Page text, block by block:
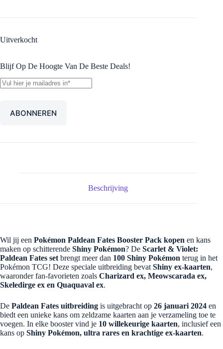
Uitverkocht
Blijf Op De Hoogte Van De Beste Deals!
Beschrijving
Wil jij een Pokémon Paldean Fates Booster Pack kopen en kans
maken op schitterende Shiny Pokémon? De Scarlet & Violet:
Paldean Fates set brengt meer dan 100 Shiny Pokémon terug in het
Pokémon TCG! Deze speciale uitbreiding bevat Shiny ex-kaarten,
waaronder fan-favorieten zoals Charizard ex, Meowscarada ex,
Skeledirge ex en Quaquaval ex.
De Paldean Fates uitbreiding is uitgebracht op 26 januari 2024 en
biedt een unieke kans om zeldzame kaarten aan je verzameling toe te
voegen. In elke booster vind je 10 willekeurige kaarten, inclusief een
kans op Shiny Pokémon, ultra rares en krachtige ex-kaarten.